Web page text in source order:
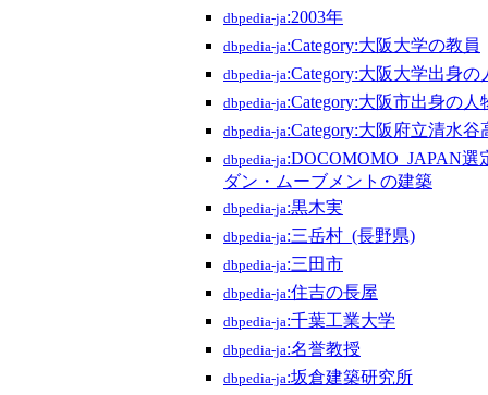
dbpedia-ja:2003年
dbpedia-ja:Category:大阪大学の教員
dbpedia-ja:Category:大阪大学出身の
dbpedia-ja:Category:大阪市出身の人
dbpedia-ja:Category:大阪府立清水
dbpedia-ja:DOCOMOMO_JAPAN選
ダン・ムーブメントの建築
dbpedia-ja:黒木実
dbpedia-ja:三岳村_(長野県)
dbpedia-ja:三田市
dbpedia-ja:住吉の長屋
dbpedia-ja:千葉工業大学
dbpedia-ja:名誉教授
dbpedia-ja:坂倉建築研究所